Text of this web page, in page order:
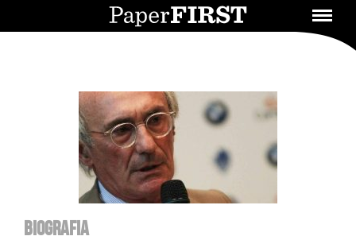
BIOGRAFIA